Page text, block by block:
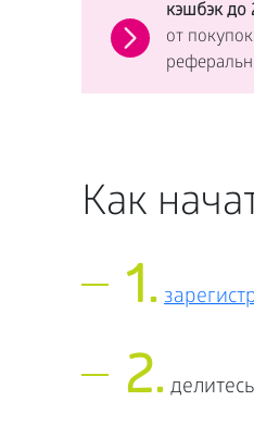
кэшбэк до
от
Как
1.
2.